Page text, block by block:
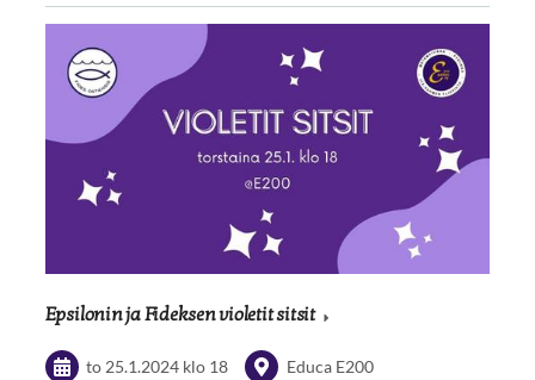
Epsilonin ja Fideksen violetit sitsit
to 25.1.2024 klo 18 Educa E200